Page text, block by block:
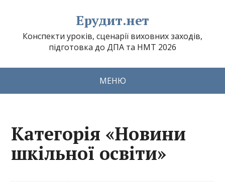
Ерудит.нет
Конспекти уроків, сценарії виховних заходів,
підготовка до ДПА та НМТ 2026
МЕНЮ
Категорія «Новини
шкільної освіти»